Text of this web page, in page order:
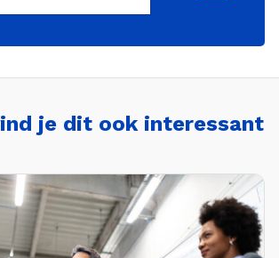
je dit ook interessant